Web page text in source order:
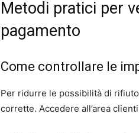
Metodi pratici per
pagamento
Come controllare le
Per ridurre le possibilità di
corrette. Accedere all’area